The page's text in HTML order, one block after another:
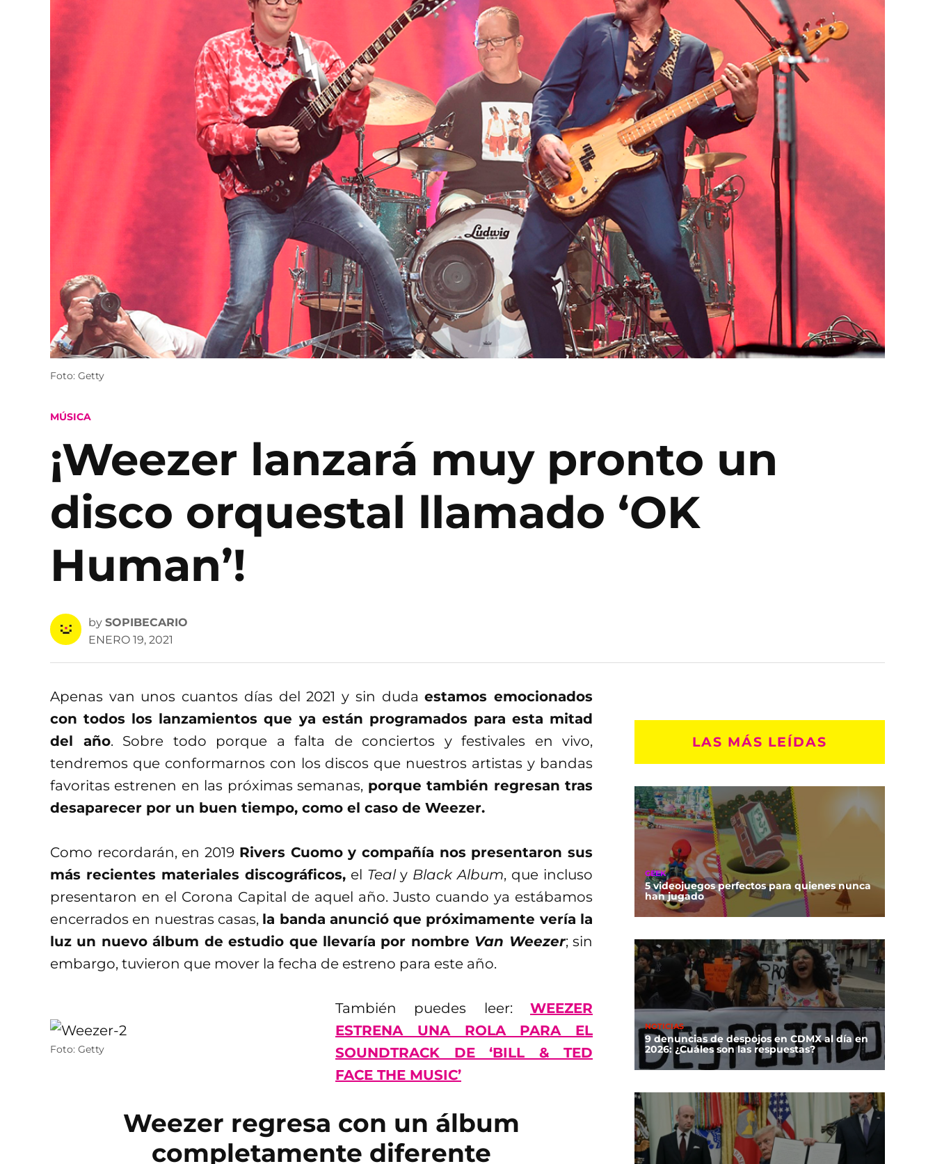
Foto: Getty
POSTED
MÚSICA
¡Weezer lanzará muy pronto un
disco orquestal llamado ‘OK
Human’!
by SOPIBECARIO
ENERO 19, 2021
Apenas van unos cuantos días del 2021 y sin dudaestamos emocionados
con todos los lanzamientos que ya están programados para esta mitad
del año. Sobre todo porque a falta de conciertos y festivales en vivo,
tendremos que conformarnos con los discos que nuestros artistas y bandas
favoritas estrenen en las próximas semanas, porque también regresan tras
desaparecer por un buen tiempo, como el caso de Weezer.
Como recordarán, en 2019 Rivers Cuomo y compañía nos presentaron sus
más recientes materiales discográficos,el Tealy Black Album, que incluso
presentaron en el Corona Capital de aquel año. Justo cuando ya estábamos
encerrados en nuestras casas, la banda anunció que próximamente vería la
luz un nuevo álbum de estudio que llevaría por nombre Van Weezer; sin
embargo, tuvieron que mover la fecha de estreno para este año.
Foto: Getty
También puedes leer: WEEZER
ESTRENA UNA ROLA PARA EL
SOUNDTRACK DE ‘BILL & TED
FACE THE MUSIC’
Weezer regresa con un álbum
completamente diferente
LAS MÁS LEÍDAS
GEEK
5 videojuegos perfectos para quienes nunca
han jugado
NOTICIAS
9 denuncias de despojos en CDMX al día en
2026: ¿Cuáles son las respuestas?